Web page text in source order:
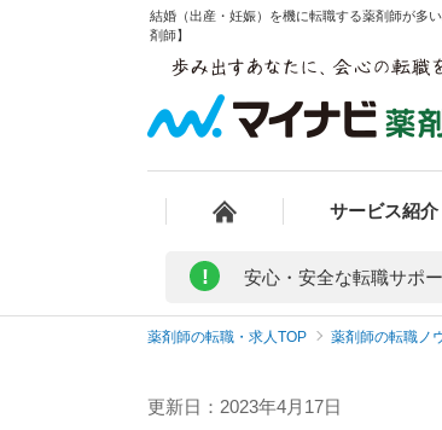
結婚（出産・妊娠）を機に転職する薬剤師が多
剤師】
サービス紹介
! 安心・安全な転職サポ
薬剤師の転職・求人TOP 薬剤師の転職ノ
更新日：2023年4月17日